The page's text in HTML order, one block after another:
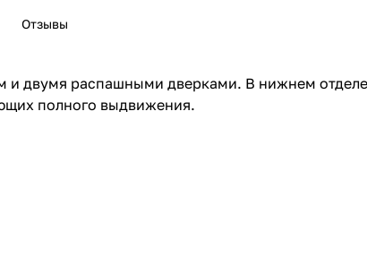
Отзывы
двумя распашными дверками. В нижнем
полного выдвижения.